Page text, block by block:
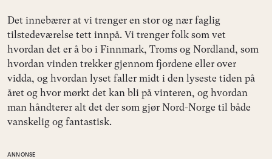
Det innebærer at vi trenger en stor og nær faglig
tilstedeværelse tett innpå. Vi trenger folk som vet
hvordan det er å bo i Finnmark, Troms og Nordland, som
hvordan vinden trekker gjennom fjordene eller over
vidda, og hvordan lyset faller midt i den lyseste tiden på
året og hvor mørkt det kan bli på vinteren, og hvordan
man håndterer alt det der som gjør Nord-Norge til både
vanskelig og fantastisk.
ANNONSE